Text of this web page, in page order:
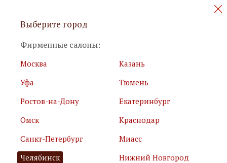
Персональные акции и новинки
Я принимаю
условия использования сайта
Я соглашаюсь сполитикой обработки персональных
данных
Выберите город
Фирменные салоны:
Москва
Казань
Уфа
Тюмень
Ростов-на-Дону
Екатеринбург
Омск
Краснодар
Санкт-Петербург
Миасс
Челябинск
Нижний Новгород